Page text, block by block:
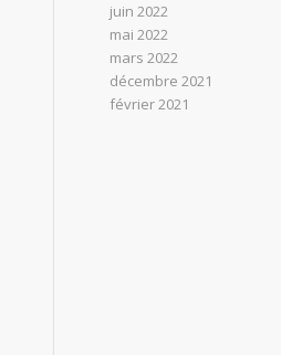
juin 2022
mai 2022
mars 2022
décembre 2021
février 2021